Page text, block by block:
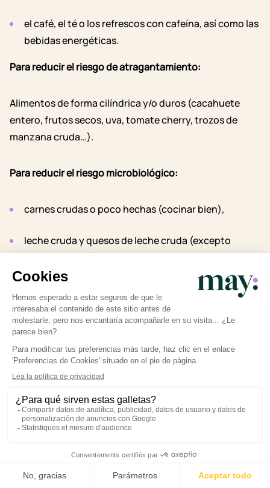
el café, el té o los refrescos con cafeína, así como las
bebidas energéticas.
Para reducir el riesgo de atragantamiento:
Alimentos de forma cilíndrica y/o duros (cacahuete
entero, frutos secos, uva, tomate cherry, trozos de
manzana cruda…).
Para reducir el riesgo microbiológico:
carnes crudas o poco hechas (cocinar bien),
leche cruda y quesos de leche cruda (excepto
gruyère, comté),
huevos crudos y preparaciones con huevos crudos
(mousse de chocolate casera, mayonesa casera…),
mariscos y pescado crudo.
Y, por supuesto, evita añadir sal y azúcar a los platos. En
el caso de los lácteos, puedes endulzarlos
de fruta.